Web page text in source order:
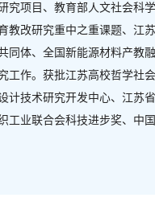
项目、教育部人文社会科学
教改研究重中之重课题、江
同体、全国新能源材料产教
作。获批江苏高校哲学社会
计技术研究开发中心、江苏
工业联合会科技进步奖、中